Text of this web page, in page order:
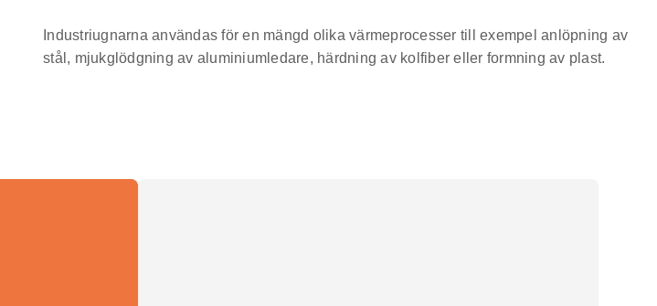
Industriugnarna användas för en mängd olika värmeprocesser till exempel anlöpning av
stål, mjukglödgning av aluminiumledare, härdning av kolfiber eller formning av plast.